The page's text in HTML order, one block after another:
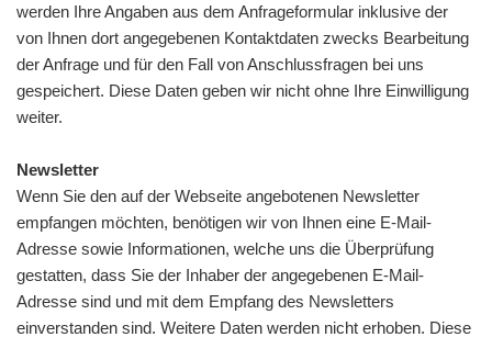
werden Ihre Angaben aus dem Anfrageformular inklusive der
von Ihnen dort angegebenen Kontaktdaten zwecks Bearbeitung
der Anfrage und für den Fall von Anschlussfragen bei uns
gespeichert. Diese Daten geben wir nicht ohne Ihre Einwilligung
weiter.
Newsletter
Wenn Sie den auf der Webseite angebotenen Newsletter
empfangen möchten, benötigen wir von Ihnen eine E-Mail-
Adresse sowie Informationen, welche uns die Überprüfung
gestatten, dass Sie der Inhaber der angegebenen E-Mail-
Adresse sind und mit dem Empfang des Newsletters
einverstanden sind. Weitere Daten werden nicht erhoben. Diese